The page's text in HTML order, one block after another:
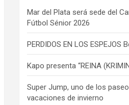
Mar del Plata será sede del
Fútbol Sénior 2026
PERDIDOS EN LOS ESPEJOS
Kapo presenta “REINA
Super Jump, uno de los
vacaciones de invierno